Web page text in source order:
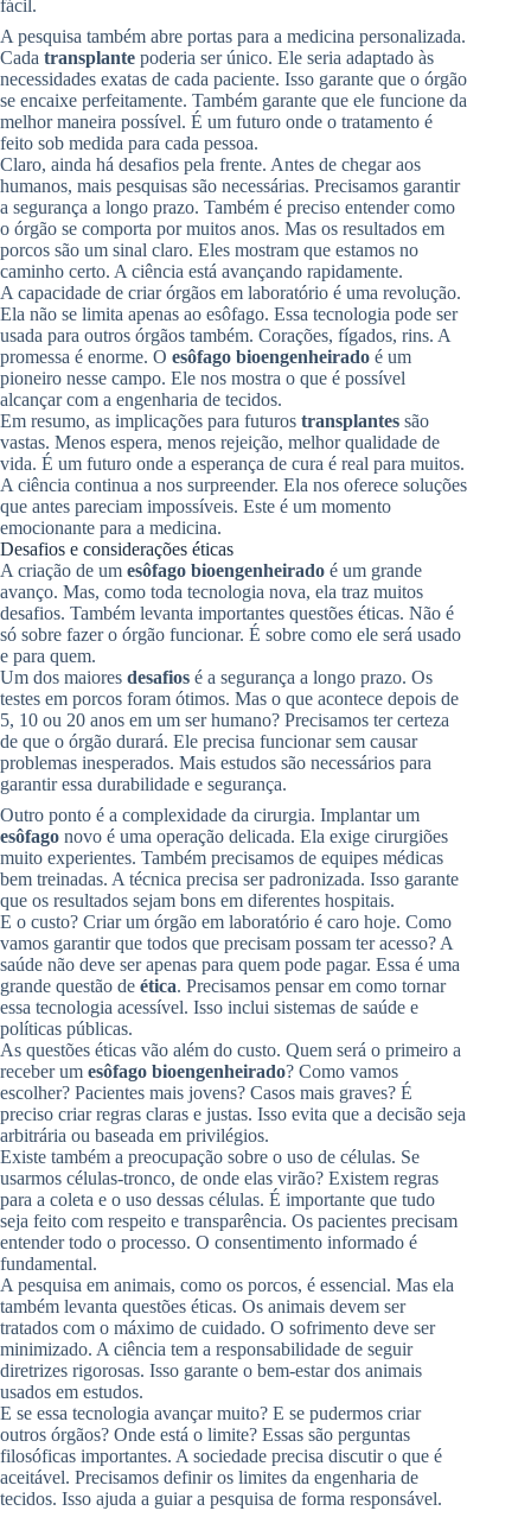
fácil.
A pesquisa também abre portas para a medicina personalizada.
Cada transplante poderia ser único. Ele seria adaptado às
necessidades exatas de cada paciente. Isso garante que o órgão
se encaixe perfeitamente. Também garante que ele funcione da
melhor maneira possível. É um futuro onde o tratamento é
feito sob medida para cada pessoa.
Claro, ainda há desafios pela frente. Antes de chegar aos
humanos, mais pesquisas são necessárias. Precisamos garantir
a segurança a longo prazo. Também é preciso entender como
o órgão se comporta por muitos anos. Mas os resultados em
porcos são um sinal claro. Eles mostram que estamos no
caminho certo. A ciência está avançando rapidamente.
A capacidade de criar órgãos em laboratório é uma revolução.
Ela não se limita apenas ao esôfago. Essa tecnologia pode ser
usada para outros órgãos também. Corações, fígados, rins. A
promessa é enorme. O esôfago bioengenheirado é um
pioneiro nesse campo. Ele nos mostra o que é possível
alcançar com a engenharia de tecidos.
Em resumo, as implicações para futuros transplantes são
vastas. Menos espera, menos rejeição, melhor qualidade de
vida. É um futuro onde a esperança de cura é real para muitos.
A ciência continua a nos surpreender. Ela nos oferece soluções
que antes pareciam impossíveis. Este é um momento
emocionante para a medicina.
Desafios e considerações éticas
A criação de um esôfago bioengenheirado é um grande
avanço. Mas, como toda tecnologia nova, ela traz muitos
desafios. Também levanta importantes questões éticas. Não é
só sobre fazer o órgão funcionar. É sobre como ele será usado
e para quem.
Um dos maiores desafios é a segurança a longo prazo. Os
testes em porcos foram ótimos. Mas o que acontece depois de
5, 10 ou 20 anos em um ser humano? Precisamos ter certeza
de que o órgão durará. Ele precisa funcionar sem causar
problemas inesperados. Mais estudos são necessários para
garantir essa durabilidade e segurança.
Outro ponto é a complexidade da cirurgia. Implantar um
esôfago novo é uma operação delicada. Ela exige cirurgiões
muito experientes. Também precisamos de equipes médicas
bem treinadas. A técnica precisa ser padronizada. Isso garante
que os resultados sejam bons em diferentes hospitais.
E o custo? Criar um órgão em laboratório é caro hoje. Como
vamos garantir que todos que precisam possam ter acesso? A
saúde não deve ser apenas para quem pode pagar. Essa é uma
grande questão de ética. Precisamos pensar em como tornar
essa tecnologia acessível. Isso inclui sistemas de saúde e
políticas públicas.
As questões éticas vão além do custo. Quem será o primeiro a
receber um esôfago bioengenheirado? Como vamos
escolher? Pacientes mais jovens? Casos mais graves? É
preciso criar regras claras e justas. Isso evita que a decisão seja
arbitrária ou baseada em privilégios.
Existe também a preocupação sobre o uso de células. Se
usarmos células-tronco, de onde elas virão? Existem regras
para a coleta e o uso dessas células. É importante que tudo
seja feito com respeito e transparência. Os pacientes precisam
entender todo o processo. O consentimento informado é
fundamental.
A pesquisa em animais, como os porcos, é essencial. Mas ela
também levanta questões éticas. Os animais devem ser
tratados com o máximo de cuidado. O sofrimento deve ser
minimizado. A ciência tem a responsabilidade de seguir
diretrizes rigorosas. Isso garante o bem-estar dos animais
usados em estudos.
E se essa tecnologia avançar muito? E se pudermos criar
outros órgãos? Onde está o limite? Essas são perguntas
filosóficas importantes. A sociedade precisa discutir o que é
aceitável. Precisamos definir os limites da engenharia de
tecidos. Isso ajuda a guiar a pesquisa de forma responsável.